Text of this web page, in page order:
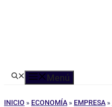
Menú
INICIO » ECONOMÍA » EMPRESA »